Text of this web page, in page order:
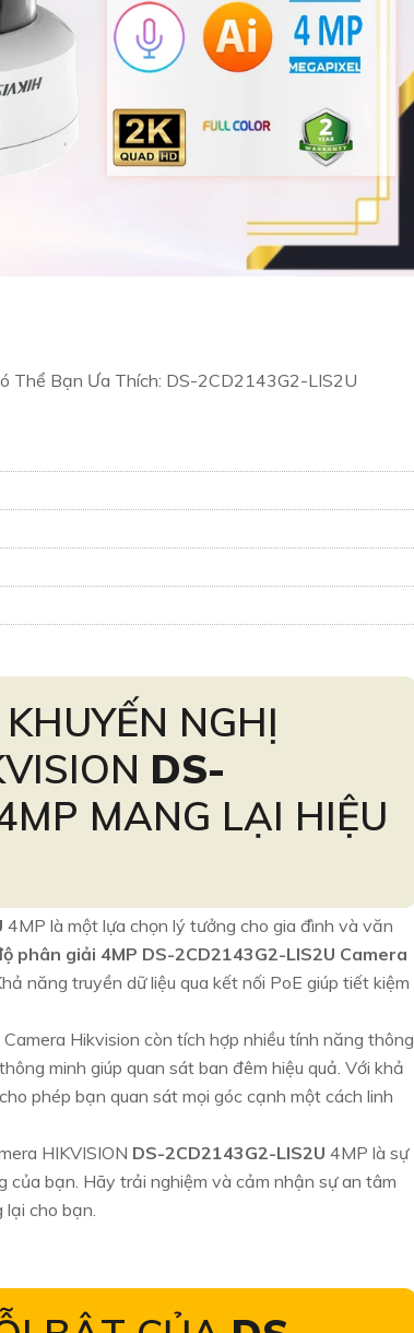
Thể Bạn Ưa Thích: DS-2CD2143G2-LIS2U
NGHỊ
DS-
MANG LẠI HIỆU
4MP là một lựa chọn lý tưởng cho gia đình và văn
phân giải 4MP DS-2CD2143G2-LIS2U Camera
năng truyền dữ liệu qua kết nối PoE giúp tiết kiệm
Hikvision còn tích hợp nhiều tính năng thông
minh giúp quan sát ban đêm hiệu quả. Với khả
cho phép bạn quan sát mọi góc cạnh một cách linh
HIKVISION DS-2CD2143G2-LIS2U 4MP là sự
bạn. Hãy trải nghiệm và cảm nhận sự an tâm
cho bạn.